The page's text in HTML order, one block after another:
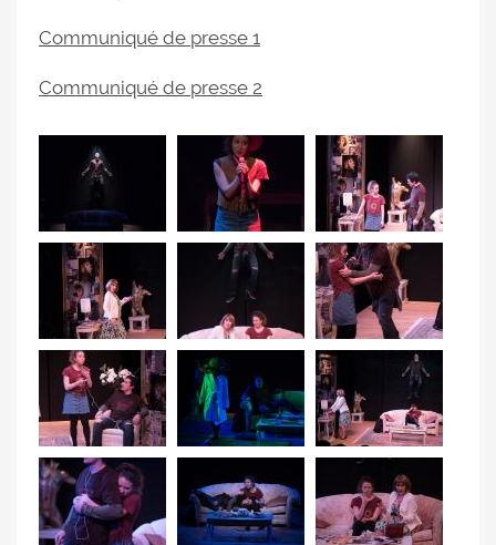
Communiqué de presse 1
Communiqué de presse 2